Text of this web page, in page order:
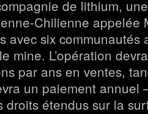
de lithium,
Chilienne appelée
avec six communautés
mine. L’opération
par ans en ventes,
un paiement annuel
étendus sur la